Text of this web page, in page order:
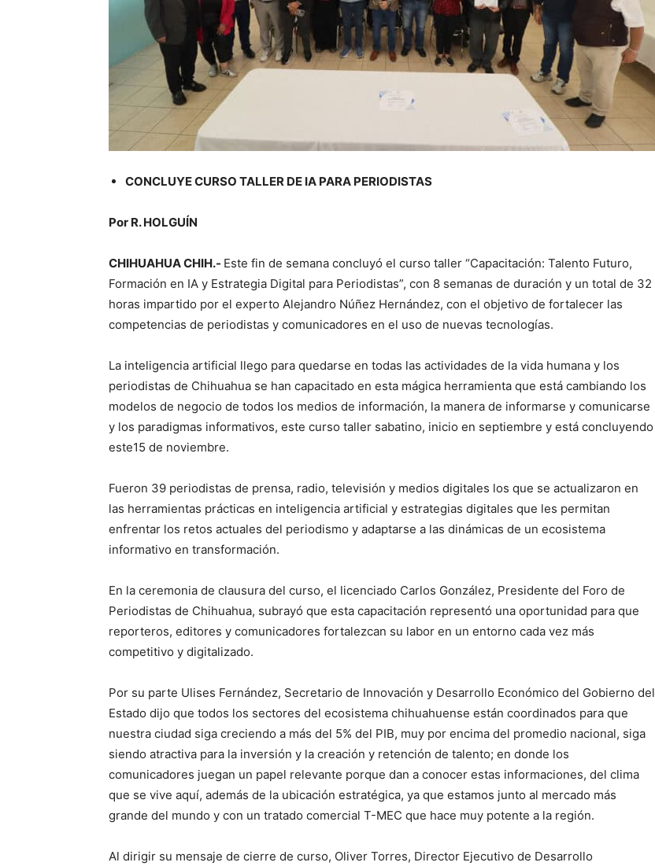
CONCLUYE CURSO TALLER DE IA PARA PERIODISTAS
Por R. HOLGUÍN
CHIHUAHUA CHIH.- Este fin de semana concluyó el curso taller “Capacitación: Talento Futuro,
Formación en IA y Estrategia Digital para Periodistas”, con 8 semanas de duración y un total de 32
horas impartido por el experto Alejandro Núñez Hernández, con el objetivo de fortalecer las
competencias de periodistas y comunicadores en el uso de nuevas tecnologías.
La inteligencia artificial llego para quedarse en todas las actividades de la vida humana y los
periodistas de Chihuahua se han capacitado en esta mágica herramienta que está cambiando los
modelos de negocio de todos los medios de información, la manera de informarse y comunicarse
y los paradigmas informativos, este curso taller sabatino, inicio en septiembre y está concluyendo
este15 de noviembre.
Fueron 39 periodistas de prensa, radio, televisión y medios digitales los que se actualizaron en
las herramientas prácticas en inteligencia artificial y estrategias digitales que les permitan
enfrentar los retos actuales del periodismo y adaptarse a las dinámicas de un ecosistema
informativo en transformación.
En la ceremonia de clausura del curso, el licenciado Carlos González, Presidente del Foro de
Periodistas de Chihuahua, subrayó que esta capacitación representó una oportunidad para que
reporteros, editores y comunicadores fortalezcan su labor en un entorno cada vez más
competitivo y digitalizado.
Por su parte Ulises Fernández, Secretario de Innovación y Desarrollo Económico del Gobierno del
Estado dijo que todos los sectores del ecosistema chihuahuense están coordinados para que
nuestra ciudad siga creciendo a más del 5% del PIB, muy por encima del promedio nacional, siga
siendo atractiva para la inversión y la creación y retención de talento; en donde los
comunicadores juegan un papel relevante porque dan a conocer estas informaciones, del clima
que se vive aquí, además de la ubicación estratégica, ya que estamos junto al mercado más
grande del mundo y con un tratado comercial T-MEC que hace muy potente a la región.
Al dirigir su mensaje de cierre de curso, Oliver Torres, Director Ejecutivo de Desarrollo